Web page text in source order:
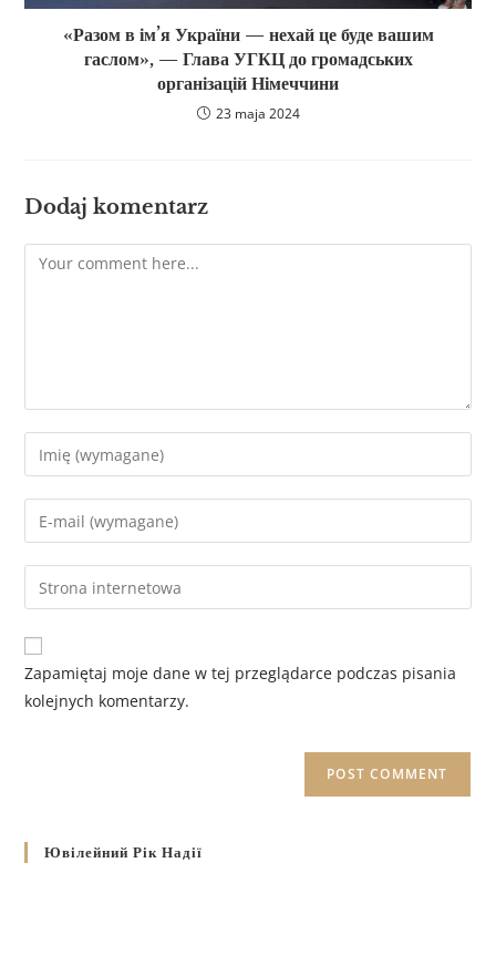
«Разом в ім’я України — нехай це буде вашим
гаслом», — Глава УГКЦ до громадських
організацій Німеччини
23 maja 2024
Dodaj komentarz
Zapamiętaj moje dane w tej przeglądarce podczas pisania
kolejnych komentarzy.
Ювілейний Рік Надії